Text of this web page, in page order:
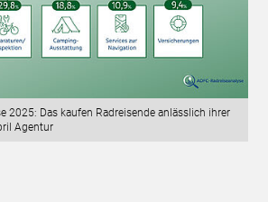
2025: Das kaufen Radreisende anlässlich ihrer
Agentur